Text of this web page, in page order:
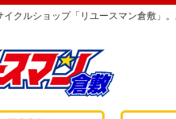
クルショップ「リユースマン倉敷」